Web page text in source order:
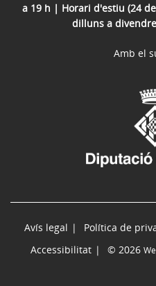
a 19 h | Horari d'estiu (24
dilluns a
Avís legal Política de
Accessibilitat
© 2026
Amb el